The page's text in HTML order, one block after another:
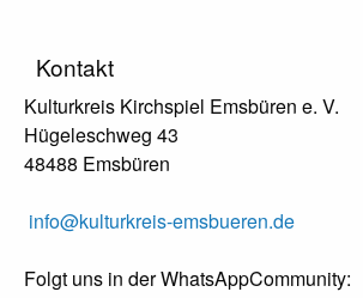
Kontakt
Kulturkreis Kirchspiel Emsbüren e. V.
Hügeleschweg 43
48488 Emsbüren
info@kulturkreis-emsbueren.de
Folgt uns in der WhatsAppCommunity: